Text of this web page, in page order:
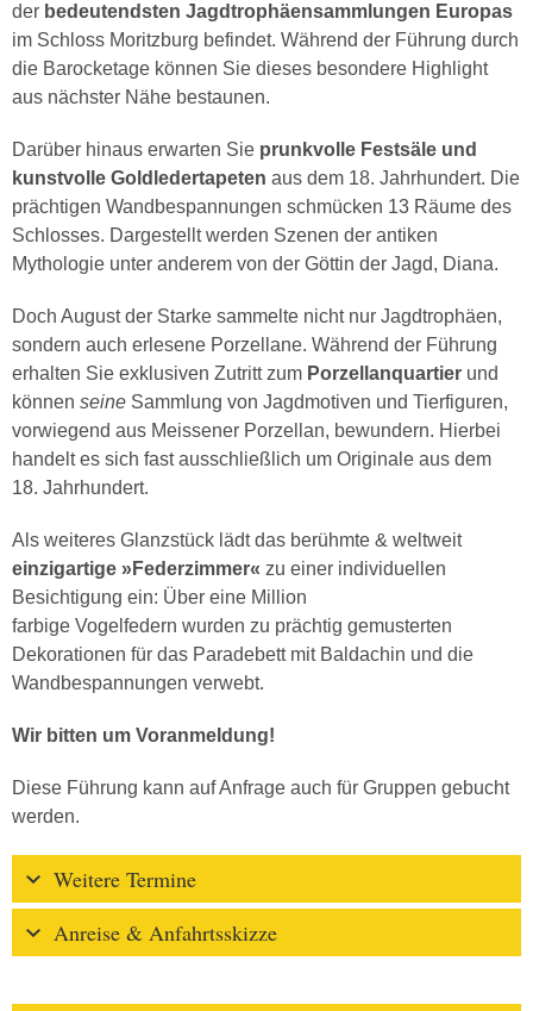
der bedeutendsten Jagdtrophäensammlungen Europas
im Schloss Moritzburg befindet. Während der Führung durch
die Barocketage können Sie dieses besondere Highlight
aus nächster Nähe bestaunen.
Darüber hinaus erwarten Sie prunkvolle Festsäle und
kunstvolle Goldledertapeten aus dem 18. Jahrhundert. Die
prächtigen Wandbespannungen schmücken 13 Räume des
Schlosses. Dargestellt werden Szenen der antiken
Mythologie unter anderem von der Göttin der Jagd, Diana.
Doch August der Starke sammelte nicht nur Jagdtrophäen,
sondern auch erlesene Porzellane. Während der Führung
erhalten Sie exklusiven Zutritt zum Porzellanquartier und
können seine Sammlung von Jagdmotiven und Tierfiguren,
vorwiegend aus Meissener Porzellan, bewundern. Hierbei
handelt es sich fast ausschließlich um Originale aus dem
18. Jahrhundert.
Als weiteres Glanzstück lädt das berühmte & weltweit
einzigartige »Federzimmer« zu einer individuellen
Besichtigung ein: Über eine Million
farbige Vogelfedern wurden zu prächtig gemusterten
Dekorationen für das Paradebett mit Baldachin und die
Wandbespannungen verwebt.
Wir bitten um Voranmeldung!
Diese Führung kann auf Anfrage auch für Gruppen gebucht
werden.
Weitere Termine
Anreise & Anfahrtsskizze